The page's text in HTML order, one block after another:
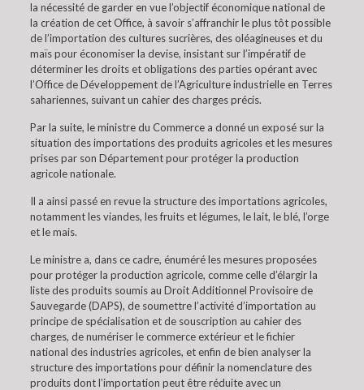
la nécessité de garder en vue l’objectif économique national de
la création de cet Office, à savoir s’affranchir le plus tôt possible
de l’importation des cultures sucrières, des oléagineuses et du
maïs pour économiser la devise, insistant sur l’impératif de
déterminer les droits et obligations des parties opérant avec
l’Office de Développement de l’Agriculture industrielle en Terres
sahariennes, suivant un cahier des charges précis.
Par la suite, le ministre du Commerce a donné un exposé sur la
situation des importations des produits agricoles et les mesures
prises par son Département pour protéger la production
agricole nationale.
Il a ainsi passé en revue la structure des importations agricoles,
notamment les viandes, les fruits et légumes, le lait, le blé, l’orge
et le mais.
Le ministre a, dans ce cadre, énuméré les mesures proposées
pour protéger la production agricole, comme celle d’élargir la
liste des produits soumis au Droit Additionnel Provisoire de
Sauvegarde (DAPS), de soumettre l’activité d’importation au
principe de spécialisation et de souscription au cahier des
charges, de numériser le commerce extérieur et le fichier
national des industries agricoles, et enfin de bien analyser la
structure des importations pour définir la nomenclature des
produits dont l’importation peut être réduite avec un